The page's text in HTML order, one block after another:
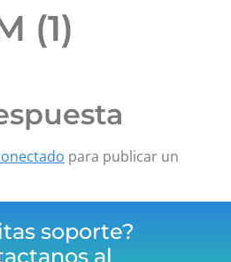
(1)
para publicar un
soporte?
al